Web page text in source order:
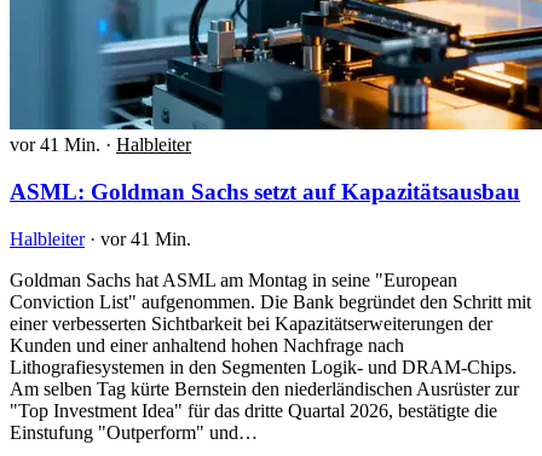
vor 41 Min. · Halbleiter
ASML: Goldman Sachs setzt auf Kapazitätsausbau
Halbleiter · vor 41 Min.
Goldman Sachs hat ASML am Montag in seine "European
Conviction List" aufgenommen. Die Bank begründet den Schritt mit
einer verbesserten Sichtbarkeit bei Kapazitätserweiterungen der
Kunden und einer anhaltend hohen Nachfrage nach
Lithografiesystemen in den Segmenten Logik- und DRAM-Chips.
Am selben Tag kürte Bernstein den niederländischen Ausrüster zur
"Top Investment Idea" für das dritte Quartal 2026, bestätigte die
Einstufung "Outperform" und…